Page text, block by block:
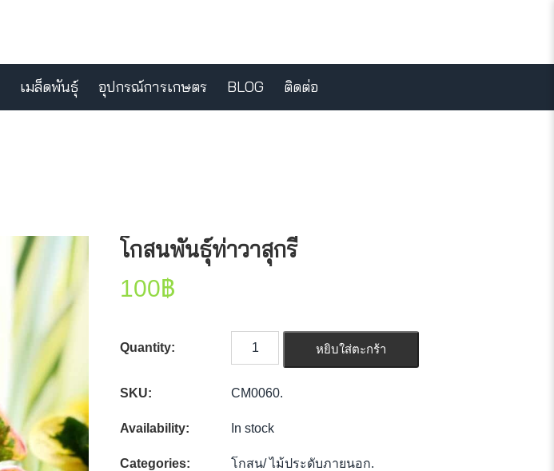
เมล็ดพันธุ์ อุปกรณ์การเกษตร BLOG ติดต่อ
โกสนพันธุ์ท่าวาสุกรี
100฿
Quantity: หยิบใส่ตะกร้า
SKU: CM0060.
Availability: In stock
Categories: โกสน/ไม้ประดับภายนอก.